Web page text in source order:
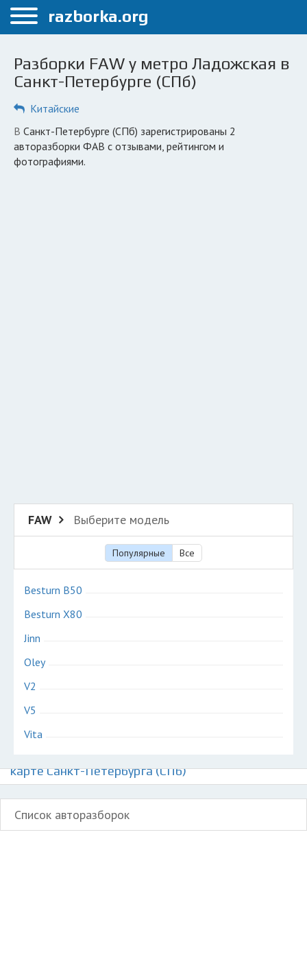
Меню
Санкт-Петербург
Автосервисы
Разборки FAW у метро Ладожская в
Санкт-Петербурге (СПб)
Китайские
в Санкт-Петербурге (СПб) зарегистрированы 2
авторазборки ФАВ с отзывами, рейтингом и
фотографиями.
FAW Выберите модель
Популярные Все
Besturn B50
Besturn X80
Jinn
Oley
V2
V5
Vita
карте Санкт-Петербурга (СПб)
Список авторазборок
razborka.org